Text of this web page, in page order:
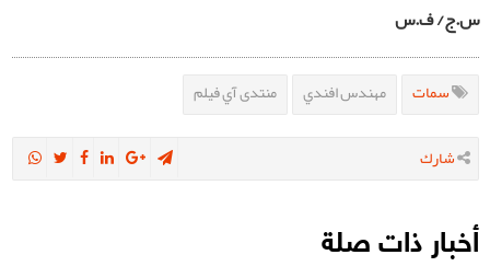
س.ج/ ف.س
سمات مهندس افندي منتدى آي فيلم
شارك
أخبار ذات صلة